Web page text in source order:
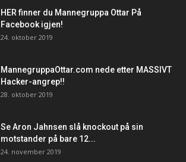
HER finner du Mannegruppa Ottar På
Facebook igjen!
24. oktober 2019
MannegruppaOttar.com nede etter MASSIVT
Hacker-angrep!!
28. oktober 2019
Se Aron Jahnsen slå knockout på sin
motstander på bare 12...
24. november 2019